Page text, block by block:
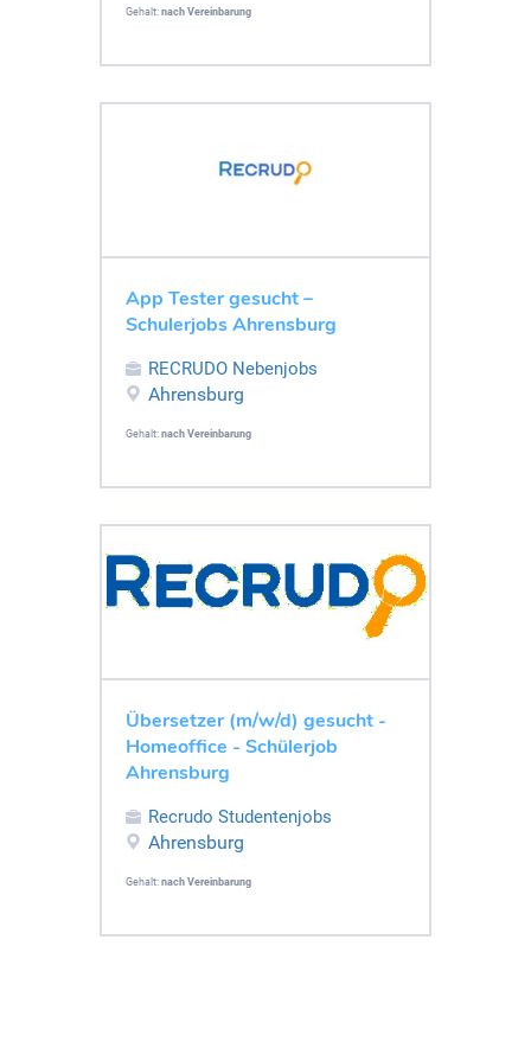
Gehalt: nach Vereinbarung
App Tester gesucht –
Schulerjobs Ahrensburg
RECRUDO Nebenjobs
Ahrensburg
Gehalt: nach Vereinbarung
Übersetzer (m/w/d) gesucht -
Homeoffice - Schülerjob
Ahrensburg
Recrudo Studentenjobs
Ahrensburg
Gehalt: nach Vereinbarung